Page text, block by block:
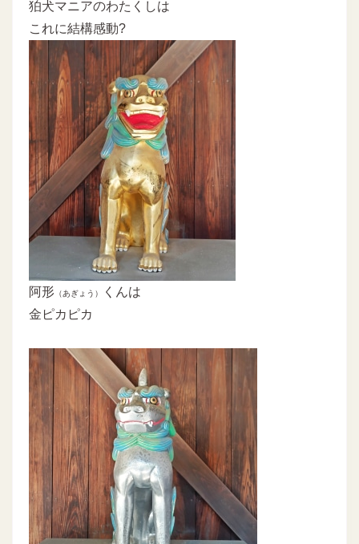
狛犬マニアのわたくしは
これに結構感動?
阿形 （あぎょう）
くんは
金ピカピカ